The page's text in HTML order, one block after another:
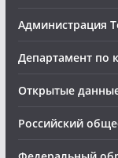
Администрация
Департамент по
Открытые
Российский